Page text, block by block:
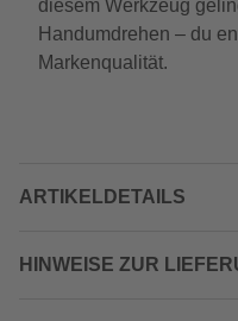
diesem Werkzeug
Handumdrehen – du
Markenqualität.
ARTIKELDETAILS
HINWEISE ZUR